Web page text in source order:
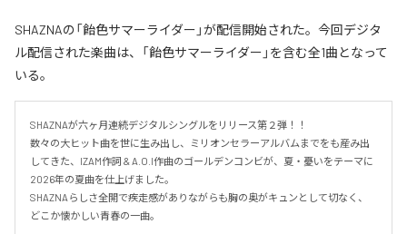
SHAZNAの「飴色サマーライダー」が配信開始された。今回デジタ
ル配信された楽曲は、「飴色サマーライダー」を含む全1曲となって
いる。
SHAZNAが六ヶ月連続デジタルシングルをリリース第２弾！！
数々の大ヒット曲を世に生み出し、ミリオンセラーアルバムまでをも産み出
してきた、IZAM作詞 & A.O.I作曲のゴールデンコンビが、夏・憂いをテーマに
2026年の夏曲を仕上げました。
SHAZNAらしさ全開で疾走感がありながらも胸の奥がキュンとして切なく、
どこか懐かしい青春の一曲。